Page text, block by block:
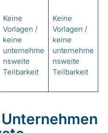
Keine
Vorlagen /
keine
unternehme
nsweite
Teilbarkeit
Keine
Vorlagen /
keine
unternehme
nsweite
Teilbarkeit